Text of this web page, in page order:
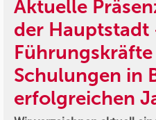
Aktuelle
der Hauptstadt
Schulungen in
erfolgreichen